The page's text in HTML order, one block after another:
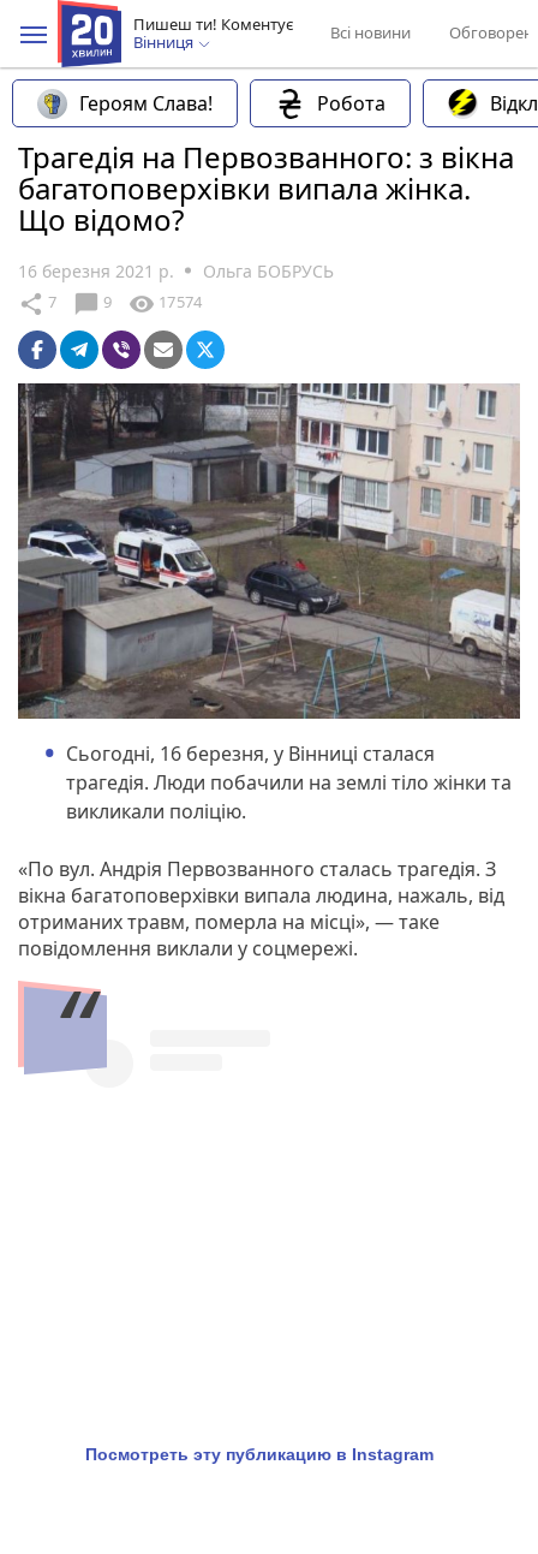
Пишеш ти! Коментує
Вінниця
Всі новини
Героям Слава! Робота
Трагедія на Первозванного: з вікна
багатоповерхівки випала жінка.
Що відомо?
16 березня 2021 р. Ольга БОБРУСЬ
share 7 chat_bubble 9 visibility 17574
Сьогодні, 16 березня, у Вінниці сталася
трагедія. Люди побачили на землі тіло жінки та
викликали поліцію.
«По вул. Андрія Первозванного сталась трагедія. З
вікна багатоповерхівки випала людина, нажаль, від
отриманих травм, померла на місці», — таке
повідомлення виклали у соцмережі.
Посмотреть эту публикацию в Instagram